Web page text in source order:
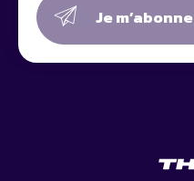
Je m’abonne